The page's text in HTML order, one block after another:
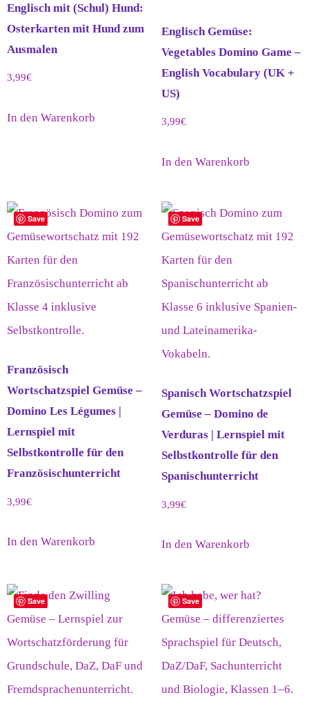
Englisch mit (Schul) Hund:
Osterkarten mit Hund zum
Ausmalen
3,99€
In den Warenkorb
Englisch Gemüse:
Vegetables Domino Game –
English Vocabulary (UK +
US)
3,99€
In den Warenkorb
Save
Französisch
Wortschatzspiel Gemüse –
Domino Les Légumes |
Lernspiel mit
Selbstkontrolle für den
Französischunterricht
3,99€
In den Warenkorb
Save
Spanisch Wortschatzspiel
Gemüse – Domino de
Verduras | Lernspiel mit
Selbstkontrolle für den
Spanischunterricht
3,99€
In den Warenkorb
Save Save